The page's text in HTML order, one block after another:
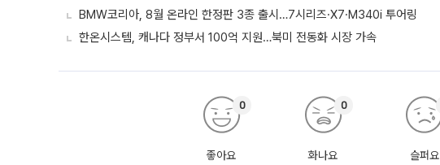
BMW코리아, 8월 온라인 한정판 3종 출시…7시리즈·X7·M340i 투어링
한온시스템, 캐나다 정부서 100억 지원…북미 전동화 시장 가속
좋아요
0
화나요
0
슬퍼요